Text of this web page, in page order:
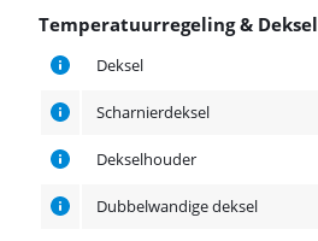
Temperatuurregeling & Deksel
Temperatuurregeling & Deksel
Deksel
Scharnierdeksel
Dekselhouder
Dubbelwandige deksel